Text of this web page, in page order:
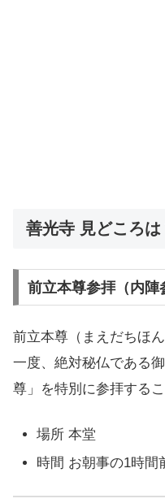
善光寺 見どころは
前立本尊参拝（内陣
前立本尊（まえだちほ
一度、絶対秘仏である
尊」を特別に参拝するこ
場所 本堂
時間 お朝事の1時間